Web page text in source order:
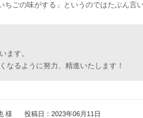
ちごの味がする」というのではたぶん言
ます。
なるように努力、精進いたします！
様 投稿日：2023年06月11日